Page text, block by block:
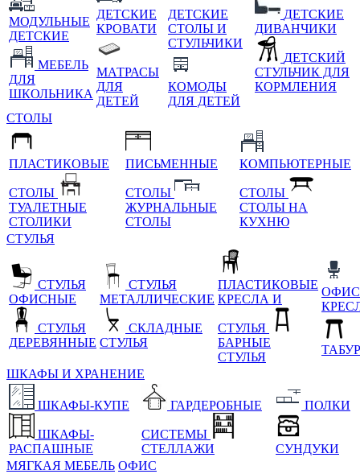
МОДУЛЬНЫЕ
ДЕТСКИЕ
МЕБЕЛЬ
ДЛЯ
ШКОЛЬНИКА
ДЕТСКИЕ
КРОВАТИ
МАТРАСЫ
ДЛЯ
ДЕТЕЙ
ДЕТСКИЕ
СТОЛЫ И
СТУЛЬЧИКИ
КОМОДЫ
ДЛЯ ДЕТЕЙ
ДЕТСКИЕ
ДИВАНЧИКИ
ДЕТСКИЙ
СТУЛЬЧИК ДЛЯ
КОРМЛЕНИЯ
СТОЛЫ
ПЛАСТИКОВЫЕ
СТОЛЫ
ТУАЛЕТНЫЕ
СТОЛИКИ
ПИСЬМЕННЫЕ
СТОЛЫ
ЖУРНАЛЬНЫЕ
СТОЛЫ
КОМПЬЮТЕРНЫЕ
СТОЛЫ
СТОЛЫ НА
КУХНЮ
СТУЛЬЯ
СТУЛЬЯ
ОФИСНЫЕ
СТУЛЬЯ
ДЕРЕВЯННЫЕ
СТУЛЬЯ
МЕТАЛЛИЧЕСКИЕ
СКЛАДНЫЕ
СТУЛЬЯ
ПЛАСТИКОВЫЕ
КРЕСЛА И
СТУЛЬЯ
БАРНЫЕ
СТУЛЬЯ
ШКАФЫ И ХРАНЕНИЕ
ШКАФЫ-КУПЕ
ШКАФЫ-
РАСПАШНЫЕ
ГАРДЕРОБНЫЕ
СИСТЕМЫ
СТЕЛЛАЖИ
ПОЛКИ
СУНДУКИ
МЯГКАЯ МЕБЕЛЬ ОФИС